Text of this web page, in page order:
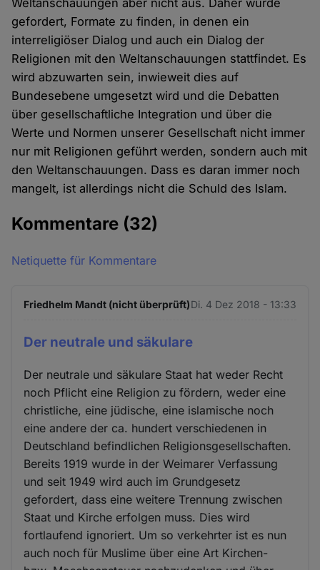
Weltanschauungen aber nicht aus. Daher wurde
gefordert, Formate zu finden, in denen ein
interreligiöser Dialog und auch ein Dialog der
Religionen mit den Weltanschauungen stattfindet. Es
wird abzuwarten sein, inwieweit dies auf
Bundesebene umgesetzt wird und die Debatten
über gesellschaftliche Integration und über die
Werte und Normen unserer Gesellschaft nicht immer
nur mit Religionen geführt werden, sondern auch mit
den Weltanschauungen. Dass es daran immer noch
mangelt, ist allerdings nicht die Schuld des Islam.
Kommentare (32)
Netiquette für Kommentare
Friedhelm Mandt (nicht überprüft)Di. 4 Dez 2018 - 13:33
Der neutrale und säkulare
Der neutrale und säkulare Staat hat weder Recht
noch Pflicht eine Religion zu fördern, weder eine
christliche, eine jüdische, eine islamische noch
eine andere der ca. hundert verschiedenen in
Deutschland befindlichen Religionsgesellschaften.
Bereits 1919 wurde in der Weimarer Verfassung
und seit 1949 wird auch im Grundgesetz
gefordert, dass eine weitere Trennung zwischen
Staat und Kirche erfolgen muss. Dies wird
fortlaufend ignoriert. Um so verkehrter ist es nun
auch noch für Muslime über eine Art Kirchen-